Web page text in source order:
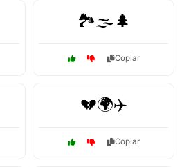
🏞️🌫️🌲
Copiar
💔🌍✈️
Copiar